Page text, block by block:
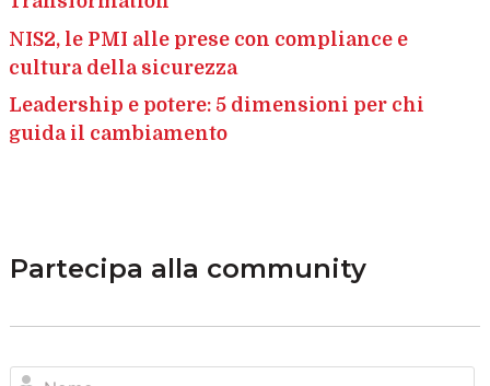
NIS2, le PMI alle prese con compliance e
cultura della sicurezza
Leadership e potere: 5 dimensioni per chi
guida il cambiamento
Partecipa alla community